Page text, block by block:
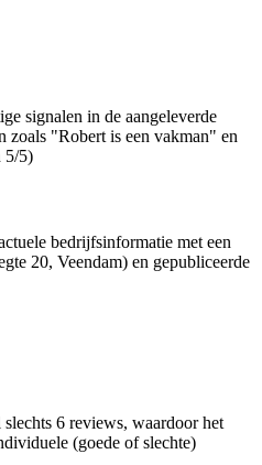
signalen in de aangeleverde
zoals "Robert is een vakman" en
5/5)
bedrijfsinformatie met een
20, Veendam) en gepubliceerde
6 reviews, waardoor het
(goede of slechte)